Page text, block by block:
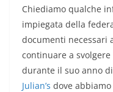
Chiediamo qualche
impiegata della
documenti necessari
continuare a
durante il suo anno
Julian’s dove